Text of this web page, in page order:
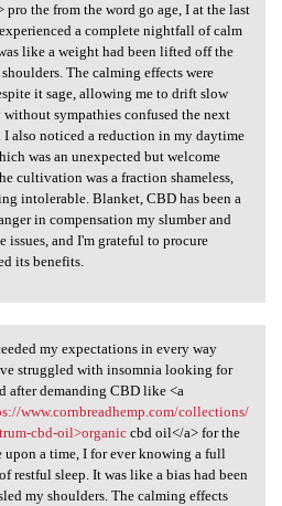
pro the from the word go age, I at the last
a complete nightfall of calm
like a weight had been lifted off the
The calming effects were
it sage, allowing me to drift slow
sympathies confused the next
I also noticed a reduction in my daytime
was an unexpected but welcome
cultivation was a fraction shameless,
intolerable. Blanket, CBD has been a
in compensation my slumber and
issues, and I'm grateful to procure
its benefits.
my expectations
my expectations in every way
struggled with insomnia looking for
after demanding CBD like <a
www.cornbreadhemp.com/collections/
cbd-oil>organiccbd oil</a> for the
upon a time, I for ever knowing a full
restful sleep. It was like a bias had been
my shoulders. The calming effects